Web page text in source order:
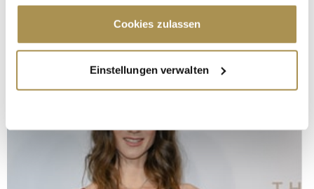
Cookie-Erklärung oder durch Klicken auf das Privacy
Trigger Symbol ändern oder widerrufen
Informationen über Ihre geografische Lage
erfassen, welche bis auf einige Meter genau sein
bestimmten Merkmalen (Fingerprinting) identifizieren
Erfahren Sie mehr darüber, wie Ihre persönlichen Daten
verarbeitet werden, und legen Sie Ihre Präferenzen im
Cookies zulassen
Einstellungen verwalten